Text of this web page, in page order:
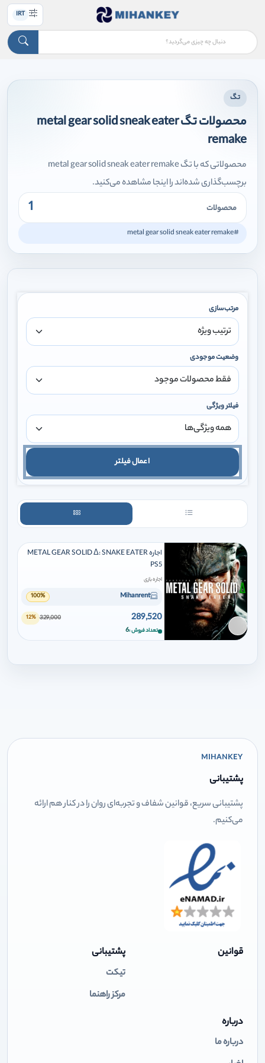
IRT
تگ
محصولات تگ metal gear solid sneak eater
remake
محصولاتی که با تگ metal gear solid sneak eater remake
برچسب‌گذاری شده‌اند را اینجا مشاهده می‌کنید.
محصولات 1
#metal gear solid sneak eater remake
مرتب‌سازی
وضعیت موجودی
فیلتر ویژگی
اعمال فیلتر
برای افزودن وارد شوید
اجاره METAL GEAR SOLID Δ: SNAKE EATER
PS5
اجاره بازی
Mihanrent
100%
289,520
329,000
12%
تعداد فروش 6
MIHANKEY
پشتیبانی
پشتیبانی سریع، قوانین شفاف و تجربه‌ای روان را در کنار هم ارائه
می‌کنیم.
قوانین پشتیبانی
تیکت
مرکز راهنما
درباره
درباره ما